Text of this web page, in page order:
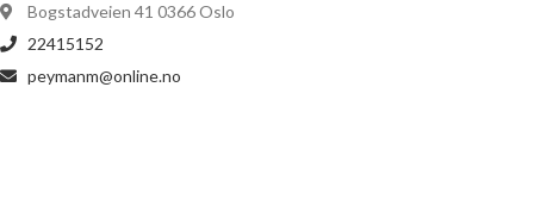
Bogstadveien 41 0366 Oslo
22415152
peymanm@online.no